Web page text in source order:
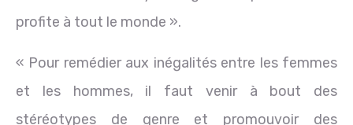
profite à tout le monde ».
« Pour remédier aux inégalités entre les femmes
et les hommes, il faut venir à bout des
stéréotypes de genre et promouvoir des